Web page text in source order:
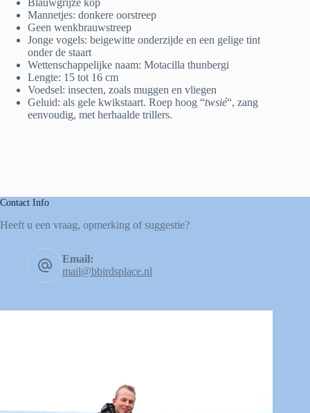
Mannetjes: donkere oorstreep
Geen wenkbrauwstreep
Jonge vogels: beigewitte onderzijde en een gelige tint
onder de staart
Wettenschappelijke naam: Motacilla thunbergi
Lengte: 15 tot 16 cm
Voedsel: insecten, zoals muggen en vliegen
Geluid: als gele kwikstaart. Roep hoog “twsié“, zang
eenvoudig, met herhaalde trillers.
Contact Info
Heeft u een vraag, opmerking of suggestie?
Email:
mail@bbirdsplace.nl